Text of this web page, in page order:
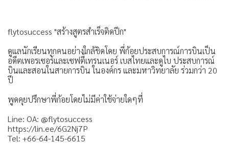
flytosuccess "สร้างสูตรสำเร็จติดปีก"
ดูแลนักเรียนทุกคนอย่างใกล้ชิดโดย พี่ก้อยประสบการณ์การบินเป็น
อดีตเพอรเซอร์และเซฟตี้เทรนเนอร์ เบสไทยและดูไบ ประสบการณ์
บินและสอนในสายการบิน ในองค์กร และมหาวิทยาลัย ร่วมกว่า 20
ปี
พูดคุยปรึกษาพี่ก้อยโดยไม่มีค่าใช้จ่ายใดๆที่
Line: OA: @flytosuccess
https://lin.ee/6G2Nj7P
Tel: +66-64-145-6615